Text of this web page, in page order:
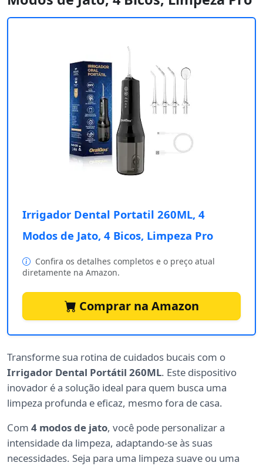
Irrigador Dental Portatil 260ML, 4
Modos de Jato, 4 Bicos, Limpeza Pro
Confira os detalhes completos e o preço atual
diretamente na Amazon.
Comprar na Amazon
Transforme sua rotina de cuidados bucais com o
Irrigador Dental Portátil 260ML. Este dispositivo
inovador é a solução ideal para quem busca uma
limpeza profunda e eficaz, mesmo fora de casa.
Com 4 modos de jato, você pode personalizar a
intensidade da limpeza, adaptando-se às suas
necessidades. Seja para uma limpeza suave ou uma